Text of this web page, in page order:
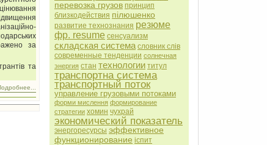
за
та
перевозка грузов принцип
близкодействия пілюшенко
развитие технознания резюме
фр. resume сенсуализм
складская система словник слів
современные тенденции солнечная
энергия стан технологии титул
транспортна система
транспортный поток
управление грузовыми потоками
форми мислення формирование
стратегии хомин чухрай
экономический показатель
энергоресурсы эффективное
функционирование іспит